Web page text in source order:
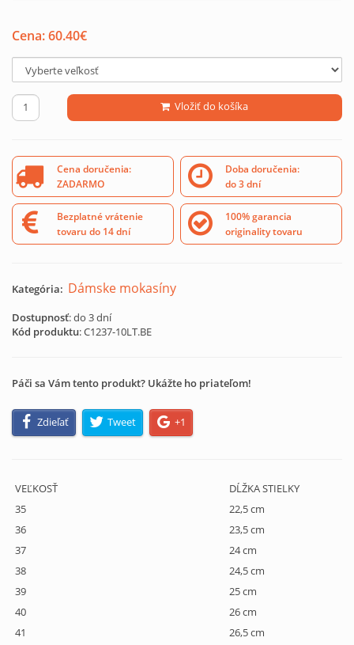
Cena:60.40€
Vložiť do košíka
Cena doručenia:
ZADARMO
Doba doručenia:
do 3 dní
Bezplatné vrátenie
tovaru do 14 dní
100% garancia
originality tovaru
Kategória: Dámske mokasíny
Dostupnosť: do 3 dní
Kód produktu:C1237-10LT.BE
Páči sa Vám tento produkt? Ukážte ho priateľom!
Zdieľať Tweet +1
VEĽKOSŤ
DĹŽKA STIELKY
35
22,5 cm
36
23,5 cm
37
24 cm
38
24,5 cm
39
25 cm
40
26 cm
41
26,5 cm